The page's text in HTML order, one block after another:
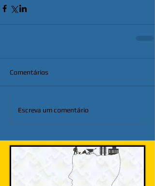
Comentários
Escreva um comentário